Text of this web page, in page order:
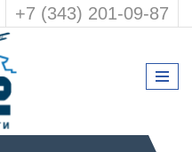
+7 (343) 201-09-87